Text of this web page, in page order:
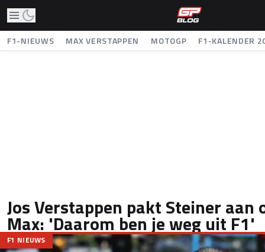
F1-NIEUWS MAX VERSTAPPEN MOTOGP F1-KALENDER
Jos Verstappen pakt Steiner
Max: 'Daarom ben je weg uit F1'
F1 NIEUWS